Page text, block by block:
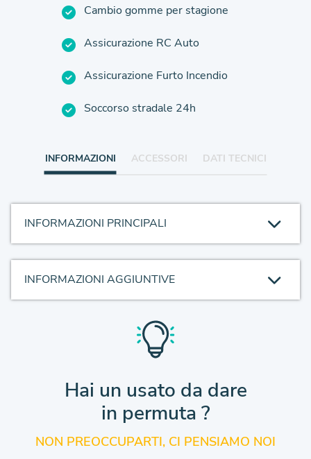
Cambio gomme per stagione
Assicurazione RC Auto
Assicurazione Furto Incendio
Soccorso stradale 24h
INFORMAZIONI ACCESSORI DATI TECNICI
INFORMAZIONI PRINCIPALI
INFORMAZIONI AGGIUNTIVE
Hai un usato da dare
in permuta ?
NON PREOCCUPARTI, CI PENSIAMO NOI